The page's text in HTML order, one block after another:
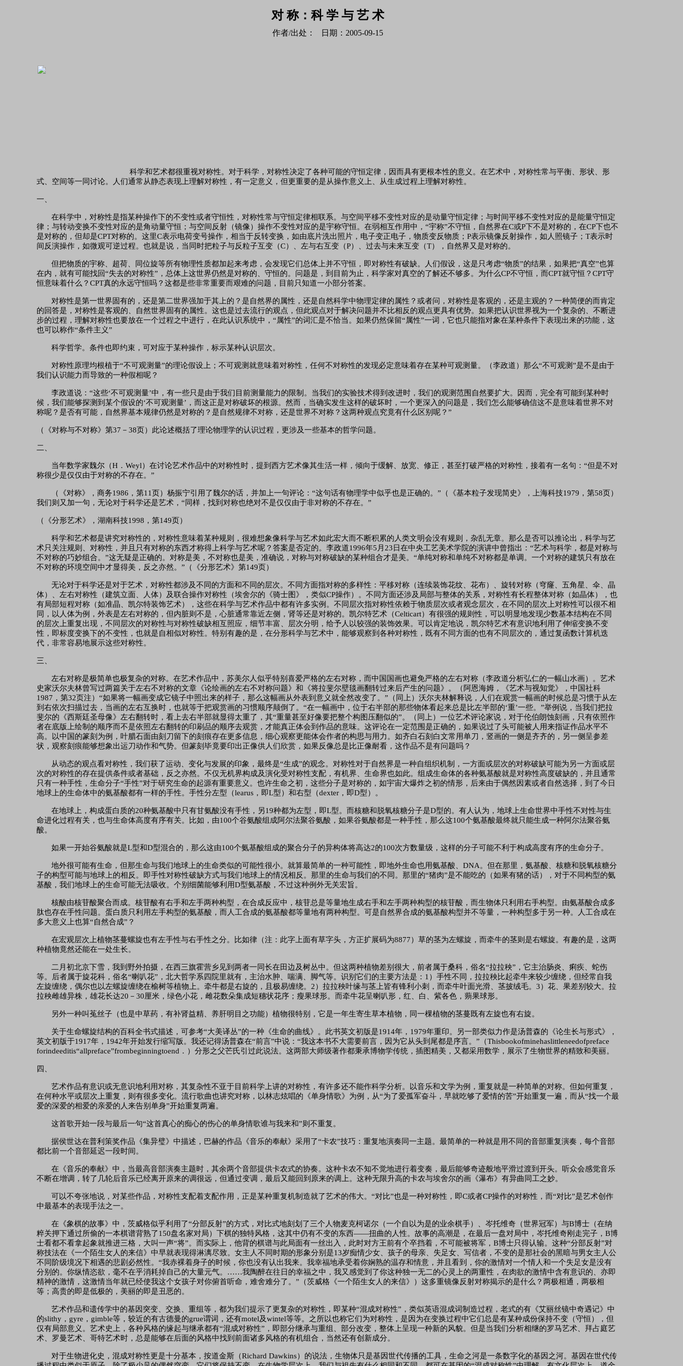
对 称：科 学 与 艺 术
作者/出处： 日期：2005-09-15
科学和艺术都很重视对称性。对于科学，对称性决定了各种可能的守恒定律，因而具有更根本性的意义。在艺术中，对称性常与平衡、形状、形
式、空间等一同讨论。人们通常从静态表现上理解对称性，有一定意义，但更重要的是从操作意义上、从生成过程上理解对称性。
一、
在科学中，对称性是指某种操作下的不变性或者守恒性，对称性常与守恒定律相联系。与空间平移不变性对应的是动量守恒定律；与时间平移不变性对应的是能量守恒定
律；与转动变换不变性对应的是角动量守恒；与空间反射（镜像）操作不变性对应的是宇称守恒。在弱相互作用中， “宇称”不守恒，自然界在C或P下不是对称的，在CP下也不
是对称的，但却是CPT对称的。这里C表示电荷变号操作，相当于反转变换，如由底片洗出照片，电子变正电子，物质变反物质；P表示镜像反射操作，如人照镜子；T表示时
间反演操作，如微观可逆过程。也就是说，当同时把粒子与反粒子互变（C）、左与右互变（P）、过去与未来互变（T），自然界又是对称的。
但把物质的宇称、超荷、同位旋等所有物理性质都加起来考虑，会发现它们总体上并不守恒，即对称性有破缺。人们假设，这是只考虑“物质”的结果，如果把“真空”也算
在内，就有可能找回“失去的对称性”，总体上这世界仍然是对称的、守恒的。问题是，到目前为止，科学家对真空的了解还不够多。为什么CP不守恒，而CPT就守恒？CPT守
恒意味着什么？CPT真的永远守恒吗？这都是些非常重要而艰难的问题，目前只知道一小部分答案。
对称性是第一世界固有的，还是第二世界强加于其上的？是自然界的属性，还是自然科学中物理定律的属性？或者问，对称性是客观的，还是主观的？一种简便的而肯定
的回答是，对称性是客观的、自然世界固有的属性。这也是过去流行的观点，但此观点对于解决问题并不比相反的观点更具有优势。如果把认识世界视为一个复杂的、不断进
步的过程，理解对称性也要放在一个过程之中进行，在此认识系统中， “属性”的词汇是不恰当。如果仍然保留“属性”一词，它也只能指对象在某种条件下表现出来的功能，这
也可以称作“条件主义”
科学哲学。条件也即约束，可对应于某种操作，标示某种认识层次。
对称性原理均根植于“不可观测量”的理论假设上；不可观测就意味着对称性，任何不对称性的发现必定意味着存在某种可观测量。（李政道）那么“不可观测”是不是由于
我们认识能力而导致的一种假相呢？
李政道说：“这些‘不可观测量’中，有一些只是由于我们目前测量能力的限制。当我们的实验技术得到改进时，我们的观测范围自然要扩大。因而，完全有可能到某种时
候，我们能够探测到某个假设的‘不可观测量’，而这正是对称破坏的根源。然而，当确实发生这样的破坏时，一个更深入的问题是，我们怎么能够确信这不是意味着世界不对
称呢？是否有可能，自然界基本规律仍然是对称的？是自然规律不对称，还是世界不对称？这两种观点究竟有什么区别呢？”
（《对称与不对称》第37－38页）此论述概括了理论物理学的认识过程，更涉及一些基本的哲学问题。
二、
当年数学家魏尔（H．Weyl）在讨论艺术作品中的对称性时，提到西方艺术像其生活一样，倾向于缓解、放宽、修正，甚至打破严格的对称性，接着有一名句：“但是不对
称很少是仅仅由于对称的不存在。”
（《对称》，商务1986，第11页）杨振宁引用了魏尔的话，并加上一句评论：“这句话有物理学中似乎也是正确的。”（《基本粒子发现简史》，上海科技1979，第58页）
我们则又加一句，无论对于科学还是艺术，“同样，找到对称也绝对不是仅仅由于非对称的不存在。”
（《分形艺术》，湖南科技1998，第149页）
科学和艺术都是讲究对称性的，对称性意味着某种规则，很难想象像科学与艺术如此宏大而不断积累的人类文明会没有规则，杂乱无章。那么是否可以推论出，科学与艺
术只关注规则、对称性，并且只有对称的东西才称得上科学与艺术呢？答案是否定的。李政道1996年5月23日在中央工艺美术学院的演讲中曾指出：“艺术与科学，都是对称与
不对称的巧妙组合。”这无疑是正确的。对称是美，不对称也是美，准确说，对称与对称破缺的某种组合才是美。“单纯对称和单纯不对称都是单调。一个对称的建筑只有放在
不对称的环境空间中才显得美，反之亦然。”（《分形艺术》第149页）
无论对于科学还是对于艺术，对称性都涉及不同的方面和不同的层次。不同方面指对称的多样性：平移对称（连续装饰花纹、花布）、旋转对称（穹窿、五角星、伞、晶
体）、左右对称性（建筑立面、人体）及联合操作对称性（埃舍尔的《骑士图》，类似CP操作）。不同方面还涉及局部与整体的关系，对称性有长程整体对称（如晶体），也
有局部短程对称（如准晶、凯尔特装饰艺术），这些在科学与艺术作品中都有许多实例。不同层次指对称性依赖于物质层次或者观念层次，在不同的层次上对称性可以很不相
同，以人体为例，外表是左右对称的，但内脏则不是，心脏通常靠近左侧，肾等还是对称的。凯尔特艺术（Celticart）有很强的规则性，可以明显地发现少数基本结构在不同
的层次上重复出现，不同层次的对称性与对称性破缺相互照应，细节丰富、层次分明，给予人以较强的装饰效果。可以肯定地说，凯尔特艺术有意识地利用了伸缩变换不变
性，即标度变换下的不变性，也就是自相似对称性。特别有趣的是，在分形科学与艺术中，能够观察到各种对称性，既有不同方面的也有不同层次的，通过复函数计算机迭
代，非常容易地展示这些对称性。
三、
左右对称是极简单也极复杂的对称。在艺术作品中，苏美尔人似乎特别喜爱严格的左右对称，而中国国画也避免严格的左右对称（李政道分析弘仁的一幅山水画）。艺术
史家沃尔夫林曾写过两篇关于左右不对称的文章《论绘画的左右不对称问题》和《将拉斐尔壁毯画翻转过来后产生的问题》。（阿恩海姆，《艺术与视知觉》，中国社科
1987，第32页注）“如果将一幅画变成它镜子中照出来的样子，那么这幅画从外表到意义就全然改变了。”（同上）沃尔夫林解释说，人们在观赏一幅画的时候总是习惯于从左
到右依次扫描过去，当画的左右互换时，也就等于把观赏画的习惯顺序颠倒了。“在一幅画中，位于右半部的那些物体看起来总是比左半部的‘重’一些。”举例说，当我们把拉
斐尔的《西斯廷圣母像》左右翻转时，看上去右半部就显得太重了，其“重量甚至好像要把整个构图压翻似的”。（同上）一位艺术评论家说，对于伦伯朗蚀刻画，只有依照作
者在底版上绘制的顺序而不是依照左右翻转的印刷品的顺序去观赏，才能真正体会到作品的意味。这评论在一定范围是正确的，如果说过了头可能被人用来指证作品水平不
高。以中国的篆刻为例，叶腊石面由刻刀留下的刻痕存在更多信息，细心观察更能体会作者的构思与用力。如齐白石刻白文常用单刀，竖画的一侧是齐齐的，另一侧呈参差
状，观察刻痕能够想象出运刀动作和气势。但篆刻毕竟要印出正像供人们欣赏，如果反像总是比正像耐看，这作品不是有问题吗？
从动态的观点看对称性，我们获了运动、变化与发展的印象，最终是“生成”的观念。对称性对于自然界是一种自组织机制，一方面或层次的对称破缺可能为另一方面或层
次的对称性的存在提供条件或者基础，反之亦然。不仅无机界构成及演化受对称性支配，有机界、生命界也如此。组成生命体的各种氨基酸就是对称性高度破缺的，并且通常
只有一种手性，生命分子“手性”对于研究生命的起源有重要意义。也许生命之初，这些分子是对称的，如宇宙大爆炸之初的情形，后来由于偶然因素或者自然选择，到了今日
地球上的生命体中的氨基酸都有一样的手性。手性分左型（learus，即L型）和右型（dexter，即D型）。
在地球上，构成蛋白质的20种氨基酸中只有甘氨酸没有手性，另19种都为左型，即L型。而核糖和脱氧核糖分子是D型的。有人认为，地球上生命世界中手性不对性与生
命进化过程有关，也与生命体高度有序有关。比如，由100个谷氨酸组成阿尔法聚谷氨酸，如果谷氨酸都是一种手性，那么这100个氨基酸最终就只能生成一种阿尔法聚谷氨
酸。
如果一开始谷氨酸就是L型和D型混合的，那么这由100个氨基酸组成的聚合分子的异构体将高达2的100次方数量级，这样的分子可能不利于构成高度有序的生命分子。
地外很可能有生命，但那生命与我们地球上的生命类似的可能性很小。就算最简单的一种可能性，即地外生命也用氨基酸、DNA。但在那里，氨基酸、核糖和脱氧核糖分
子的构型可能与地球上的相反。即手性对称性破缺方式与我们地球上的情况相反。那里的生命与我们的不同。那里的“猪肉”是不能吃的（如果有猪的话），对于不同构型的氨
基酸，我们地球上的生命可能无法吸收。个别细菌能够利用D型氨基酸，不过这种例外无关宏旨。
核酸由核苷酸聚合而成。核苷酸有右手和左手两种构型，在合成反应中，核苷总是等量地生成右手和左手两种构型的核苷酸，而生物体只利用右手构型。由氨基酸合成多
肽也存在手性问题。蛋白质只利用左手构型的氨基酸，而人工合成的氨基酸都等量地有两种构型。可是自然界合成的氨基酸构型并不等量，一种构型多于另一种。人工合成在
多大意义上也算“自然合成”？
在宏观层次上植物茎蔓螺旋也有左手性与右手性之分。比如律（注：此字上面有草字头，方正扩展码为8877）草的茎为左螺旋，而牵牛的茎则是右螺旋。有趣的是，这两
种植物竟然还能在一处生长。
二月初北京下雪，我到野外拍摄，在西三旗霍营乡见到两者一同长在田边及树丛中。但这两种植物差别很大，前者属于桑科，俗名“拉拉秧”，它主治肠炎、痢疾、蛇伤
等。后者属于旋花科，俗名“喇叭花”，北大哲学系四院里就有，主治水肿、喘满、脚气等。识别它们的主要方法是：1）手性不同，拉拉秧比起牵牛来较少缠绕，但经常自我
左旋缠绕，偶尔也以左螺旋缠绕在榆树等植物上。牵牛都是右旋的，且极易缠绕。2）拉拉秧叶缘与茎上皆有锋利小刺，而牵牛叶面光滑、茎披绒毛。3）花、果差别较大。拉
拉秧雌雄异株，雄花长达20－30厘米，绿色小花，雌花数朵集成短穗状花序；瘦果球形。而牵牛花呈喇叭形，红、白、紫各色，蒴果球形。
另外一种叫菟丝子（也是中草药，有补肾益精、养肝明目之功能）植物很特别，它是一年生寄生草本植物，同一棵植物的茎蔓既有左旋也有右旋。
关于生命螺旋结构的百科全书式描述，可参考“大美译丛”的一种《生命的曲线》。此书英文初版是1914年，1979年重印。另一部类似力作是汤普森的《论生长与形式》，
英文初版于1917年，1942年开始发行缩写版。我还记得汤普森在“前言”中说：“我这本书不大需要前言，因为它从头到尾都是序言。”（Thisbookofminehaslittleneedofpreface
forindeeditis“allpreface”frombeginningtoend．）分形之父芒氏引过此说法。这两部大师级著作都秉承博物学传统，插图精美，又都采用数学，展示了生物世界的精致和美丽。
四、
艺术作品有意识或无意识地利用对称，其复杂性不亚于目前科学上讲的对称性，有许多还不能作科学分析。以音乐和文学为例，重复就是一种简单的对称。但如何重复，
在何种水平或层次上重复，则有很多变化。流行歌曲也讲究对称，以林志炫唱的《单身情歌》为例，从“为了爱孤军奋斗，早就吃够了爱情的苦”开始重复一遍，而从“找一个最
爱的深爱的相爱的亲爱的人来告别单身”开始重复两遍。
这首歌开始一段与最后一句“这首真心的痴心的伤心的单身情歌谁与我来和”则不重复。
据侯世达在普利策奖作品《集异璧》中描述，巴赫的作品《音乐的奉献》采用了“卡农”技巧：重复地演奏同一主题。最简单的一种就是用不同的音部重复演奏，每个音部
都比前一个音部延迟一段时间。
在《音乐的奉献》中，当最高音部演奏主题时，其余两个音部提供卡农式的协奏。这种卡农不知不觉地进行着变奏，最后能够奇迹般地平滑过渡到开头。听众会感觉音乐
不断在增调，转了几轮后音乐已经离开原来的调很远，但通过变调，最后又能回到原来的调上。这种无限升高的卡农与埃舍尔的画《瀑布》有异曲同工之妙。
可以不夸张地说，对某些作品，对称性支配着支配作用，正是某种重复机制造就了艺术的伟大。“对比”也是一种对称性，即C或者CP操作的对称性，而“对比”是艺术创作
中最基本的表现手法之一。
在《象棋的故事》中，茨威格似乎利用了“分部反射”的方式，对比式地刻划了三个人物麦克柯诺尔（一个自以为是的业余棋手）、岑托维奇（世界冠军）与B博士（在纳
粹关押下通过所偷的一本棋谱背熟了150盘名家对局）下棋的独特风格，这其中仍有不变的东西——扭曲的人性。故事的高潮是，在最后一盘对局中，岑托维奇刚走完子，B博
士看都不看拿起象就推进三格，大叫一声“将”。而实际上，他背的棋谱与此局面有一丝出入，此时对方王前有个卒挡着，不可能被将军，B博士只得认输。这种“分部反射”对
称技法在《一个陌生女人的来信》中早就表现得淋漓尽致。女主人不同时期的形象分别是13岁痴情少女、孩子的母亲、失足女、写信者，不变的是那社会的黑暗与男女主人公
不同阶级境况下相遇的悲剧必然性。“我赤裸着身子的时候，你也没有认出我来。我幸福地承受着你娴熟的温存和情意，并且看到，你的激情对一个情人和一个失足女是没有
分别的。你纵情恣欲，毫不在乎消耗掉自己的大量元气。……我陶醉在往日的幸福之中，我又感觉到了你这种独一无二的心灵上的两重性，在肉欲的激情中含有意识的、亦即
精神的激情，这激情当年就已经使我这个女孩子对你俯首听命，难舍难分了。”（茨威格《一个陌生女人的来信》）这多重镜像反射对称揭示的是什么？两极相通，两极相
等；高贵的即是低极的，美丽的即是丑恶的。
艺术作品和遗传学中的基因突变、交换、重组等，都为我们提示了更复杂的对称性，即某种“混成对称性”，类似英语混成词制造过程，老式的有《艾丽丝镜中奇遇记》中
的slithy，gyre，gimble等，较近的有古德曼的grue谓词，还有motel及wintel等等。之所以也称它们为对称性，是因为在变换过程中它们总是有某种成份保持不变（守恒），但
仅有局部意义。艺术史上，各种风格的缘起与继承都有“混成对称性”，即部分继承与重组、部分改变，整体上呈现一种新的风貌。但是当我们分析相继的罗马艺术、拜占庭艺
术、罗曼艺术、哥特艺术时，总是能够在后面的风格中找到前面诸多风格的有机组合，当然还有创新成分。
对于生物进化史，混成对称性更是十分基本，按道金斯（Richard Dawkins）的说法，生物体只是基因世代传播的工具，生命之河是一条数字化的基因之河。基因在世代传